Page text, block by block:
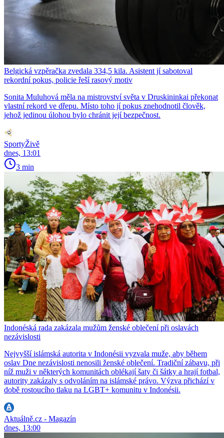
Belgická vzpěračka zvedala 334,5 kila. Asistent jí sabotoval
rekordní pokus, policie řeší rasový motiv
Sonita Muluhová měla na mistrovství světa v Druskininkai překonat
vlastní rekord ve dřepu. Místo toho jí pokus znehodnotil člověk,
jehož jedinou úlohou bylo chránit její bezpečnost.
SportyŽivě
dnes, 13:01
3 min
Indonéská rada zakázala mužům ženské oblečení při oslavách
nezávislosti
Nejvyšší islámská autorita v Indonésii vyzvala muže, aby během
oslav Dne nezávislosti nenosili ženské oblečení. Tradiční zábavu, při
níž muži v některých komunitách oblékají šaty či šátky a hrají fotbal,
autority zakázaly s odvoláním na islámské právo. Výzva přichází v
době rostoucího tlaku na LGBT+ komunitu v Indonésii.
Aktuálně.cz - Magazín
dnes, 13:00